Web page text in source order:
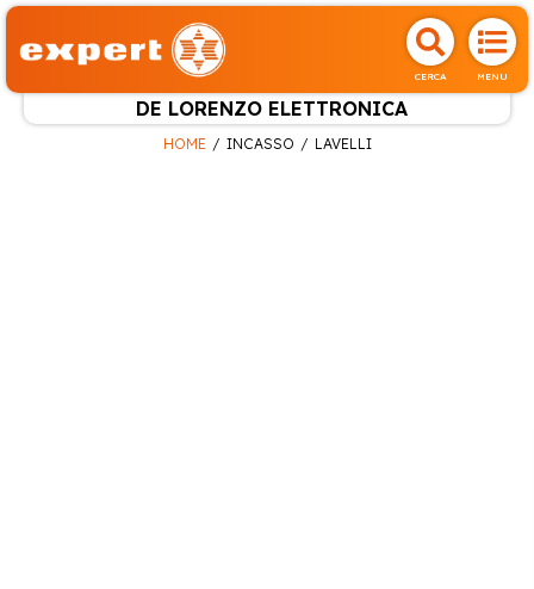
CERCA MENU
DE LORENZO ELETTRONICA
HOME INCASSO LAVELLI